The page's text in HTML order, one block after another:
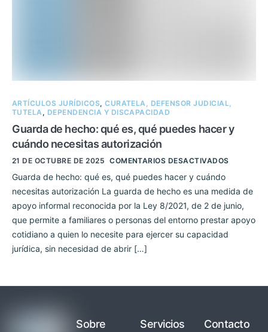
ARTÍCULOS JURÍDICOS,CURATELA, DEFENSOR JUDICIAL,
TUTELA , DEPENDENCIA Y DISCAPACIDAD
Guarda de hecho: qué es, qué puedes hacer y
cuándo necesitas autorización
21 DE OCTUBRE DE 2025 COMENTARIOS DESACTIVADOS
Guarda de hecho: qué es, qué puedes hacer y cuándo
necesitas autorización La guarda de hecho es una medida de
apoyo informal reconocida por la Ley 8/2021, de 2 de junio,
que permite a familiares o personas del entorno prestar apoyo
cotidiano a quien lo necesite para ejercer su capacidad
jurídica, sin necesidad de abrir […]
Sobre
Servicios
Contacto